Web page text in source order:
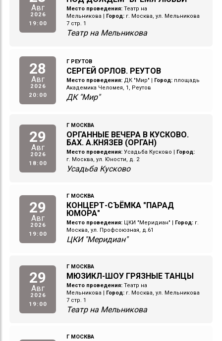
Авг
2026
19:00
Место проведения: Театр на
Мельникова
Город: г. Москва, ул. Мельникова
7 стр. 1
Театр на Мельникова
28
Авг
2026
20:00
Г РЕУТОВ
СЕРГЕЙ ОРЛОВ. РЕУТОВ
Место проведения: ДК "Мир" | Город: площадь
Академика Челомея, 1, Реутов
ДК "Мир"
29
Авг
2026
18:00
Г МОСКВА
ОРГАННЫЕ ВЕЧЕРА В КУСКОВО.
БАХ. А.КНЯЗЕВ (ОРГАН)
Место проведения: Усадьба Кусково
Город:
г. Москва, ул. Юности, д. 2
Усадьба Кусково
29
Авг
2026
19:00
Г МОСКВА
КОНЦЕРТ-СЪЁМКА "ПАРАД
ЮМОРА"
Место проведения: ЦКИ "Меридиан" Город: г.
Москва, ул. Профсоюзная, д.61
ЦКИ "Меридиан"
29
Авг
2026
19:00
Г МОСКВА
МЮЗИКЛ-ШОУ ГРЯЗНЫЕ ТАНЦЫ
Место проведения: Театр на
Мельникова
Город: г. Москва, ул. Мельникова
7 стр. 1
Театр на Мельникова
Г МОСКВА